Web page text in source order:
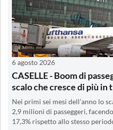
6 agosto 2026
CASELLE - Boom di
scalo che cresce di più in
Nei primi sei mesi dell'anno lo
2,9 milioni di passeggeri,
17,3% rispetto allo stesso